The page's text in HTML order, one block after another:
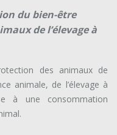
du bien-être
de l’élevage à
des animaux de
animale, de l’élevage à
à une consommation